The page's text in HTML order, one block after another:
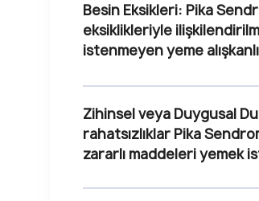
Besin Eksikleri: Pika
eksiklikleriyle
istenmeyen yeme
Zihinsel veya Duygusal
rahatsızlıklar Pika
zararlı maddeleri yemek